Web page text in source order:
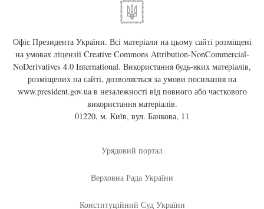
Офіс Президента України. Всі матеріали на цьому сайті розміщені
на умовах ліцензії Creative Commons Attribution-NonCommercial-
NoDerivatives 4.0 International. Використання будь-яких матеріалів,
розміщених на сайті, дозволяється за умови посилання на
www.president.gov.uaв незалежності від повного або часткового
використання матеріалів.
01220, м. Київ, вул. Банкова, 11
Урядовий портал
Верховна Рада України
Конституційний Суд України